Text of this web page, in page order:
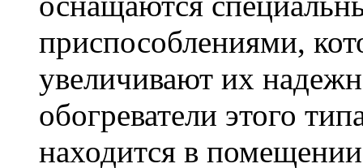
приспособлениями,
увеличивают их
обогреватели этого
находится в